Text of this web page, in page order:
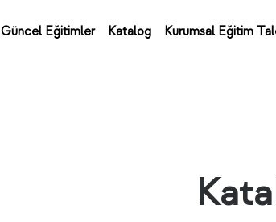
Güncel Eğitimler Katalog Kurumsal Eğitim